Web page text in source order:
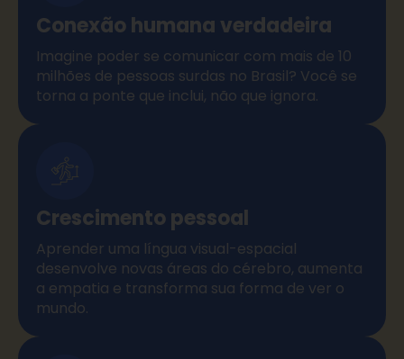
Conexão humana verdadeira
Imagine poder se comunicar com mais de 10
milhões de pessoas surdas no Brasil? Você se
torna a ponte que inclui, não que ignora.
Crescimento pessoal
Aprender uma língua visual-espacial
desenvolve novas áreas do cérebro, aumenta
a empatia e transforma sua forma de ver o
mundo.